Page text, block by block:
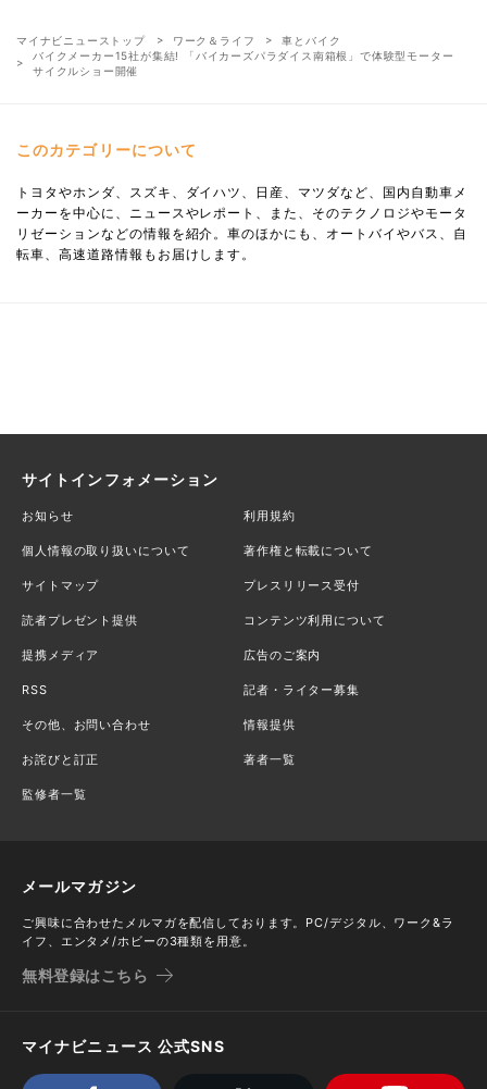
マイナビニューストップ ワーク＆ライフ
車とバイク
バイクメーカー15社が集結! 「バイカーズパラダイス南箱根」で体験型モーター
サイクルショー開催
このカテゴリーについて
トヨタやホンダ、スズキ、ダイハツ、日産、マツダなど、国内自動車メ
ーカーを中心に、ニュースやレポート、また、そのテクノロジやモータ
リゼーションなどの情報を紹介。車のほかにも、オートバイやバス、自
転車、高速道路情報もお届けします。
サイトインフォメーション
お知らせ 利用規約
個人情報の取り扱いについて 著作権と転載について
サイトマップ プレスリリース受付
読者プレゼント提供 コンテンツ利用について
提携メディア 広告のご案内
RSS 記者・ライター募集
その他、お問い合わせ 情報提供
お詫びと訂正 著者一覧
監修者一覧
メールマガジン
ご興味に合わせたメルマガを配信しております。PC/デジタル、ワーク&ラ
イフ、エンタメ/ホビーの3種類を用意。
無料登録はこちら
マイナビニュース 公式SNS